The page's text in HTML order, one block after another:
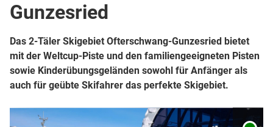
Gunzesried
Das 2-Täler Skigebiet Ofterschwang-Gunzesried bietet
mit der Weltcup-Piste und den familiengeeigneten Pisten
sowie Kinderübungsgeländen sowohl für Anfänger als
auch für geübte Skifahrer das perfekte Skigebiet.